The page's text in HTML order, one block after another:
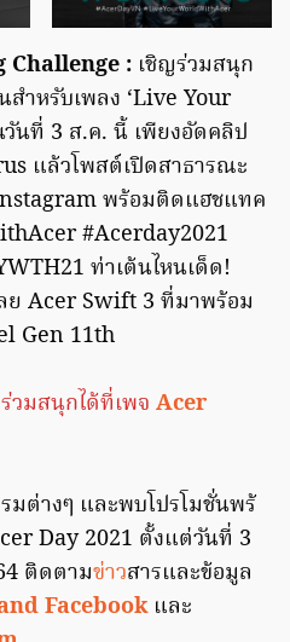
Challenge : เชิญร่วมสนุก
ำหรับเพลง ‘Live Your
วันที่ 3 ส.ค. นี้ เพียงอัดคลิป
แล้วโพสต์เปิดสาธารณะ
พร้อมติดแฮชแทค
#Acerday2021
ท่าเต้นไหนเด็ด!
ย Acer Swift 3 ที่มาพร้อม
Gen 11th
วมสนุกได้ที่เพจ Acer
ต่างๆ และพบโปรโมชั่นพร้
Day 2021 ตั้งแต่วันที่ 3
ติดตามข่าวสารและข้อมูล
Facebookและ